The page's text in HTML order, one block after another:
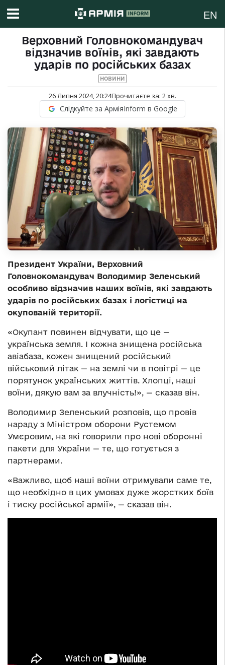
EN
Верховний Головнокомандувач
відзначив воїнів, які завдають
ударів по російських базах
НОВИНИ
26 Липня 2024, 20:24Прочитаєте за: 2хв.
Слідкуйте за АрміяInform в Google
Президент України, Верховний
Головнокомандувач Володимир Зеленський
особливо відзначив наших воїнів, які завдають
ударів по російських базах і логістиці на
окупованій території.
«Окупант повинен відчувати, що це —
українська земля. І кожна знищена російська
авіабаза, кожен знищений російський
військовий літак — на землі чи в повітрі — це
порятунок українських життів. Хлопці, наші
воїни, дякую вам за влучність!», — сказав він.
Володимир Зеленський розповів, що провів
нараду з Міністром оборони Рустемом
Умєровим, на які говорили про нові оборонні
пакети для України — те, що готується з
партнерами.
«Важливо, щоб наші воїни отримували саме те,
що необхідно в цих умовах дуже жорстких боїв
і тиску російської армії», — сказав він.